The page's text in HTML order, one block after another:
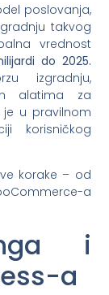
poslovanja,
takvog
vrednost
do 2025.
izgradnju,
alatima za
je u pravilnom
korisničkog
korake – od
a
i
a